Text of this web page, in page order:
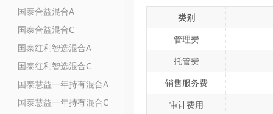
国泰合益混合A
国泰合益混合C
国泰红利智选混合A
国泰红利智选混合C
国泰慧益一年持有混合A
国泰慧益一年持有混合C
类别
管理费
托管费
销售服务费
审计费用